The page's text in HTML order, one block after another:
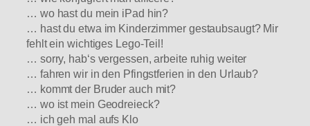
… wo hast du mein iPad hin?
… hast du etwa im Kinderzimmer gestaubsaugt? Mir
fehlt ein wichtiges Lego-Teil!
… sorry, hab‘s vergessen, arbeite ruhig weiter
… fahren wir in den Pfingstferien in den Urlaub?
… kommt der Bruder auch mit?
… wo ist mein Geodreieck?
… ich geh mal aufs Klo